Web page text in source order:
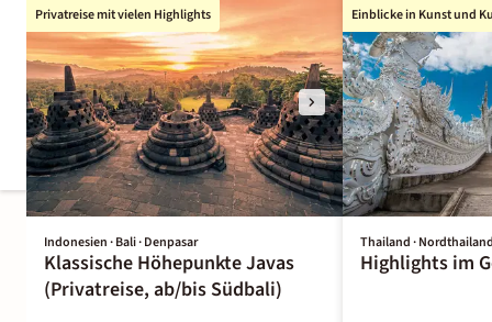
Privatreise mit vielen Highlights
Indonesien · Bali · Denpasar
Klassische Höhepunkte Javas
(Privatreise, ab/bis Südbali)
Einblicke in Kunst und
Thailand ·
Highlights im